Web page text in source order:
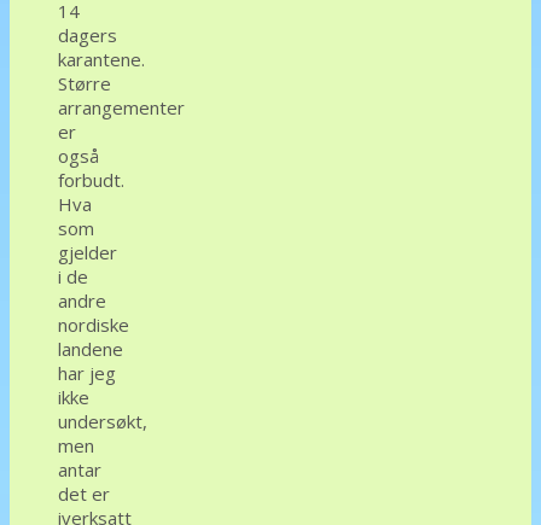
14
dagers
karantene.
Større
arrangementer
er
også
forbudt.
Hva
som
gjelder
i de
andre
nordiske
landene
har jeg
ikke
undersøkt,
men
antar
det er
iverksatt